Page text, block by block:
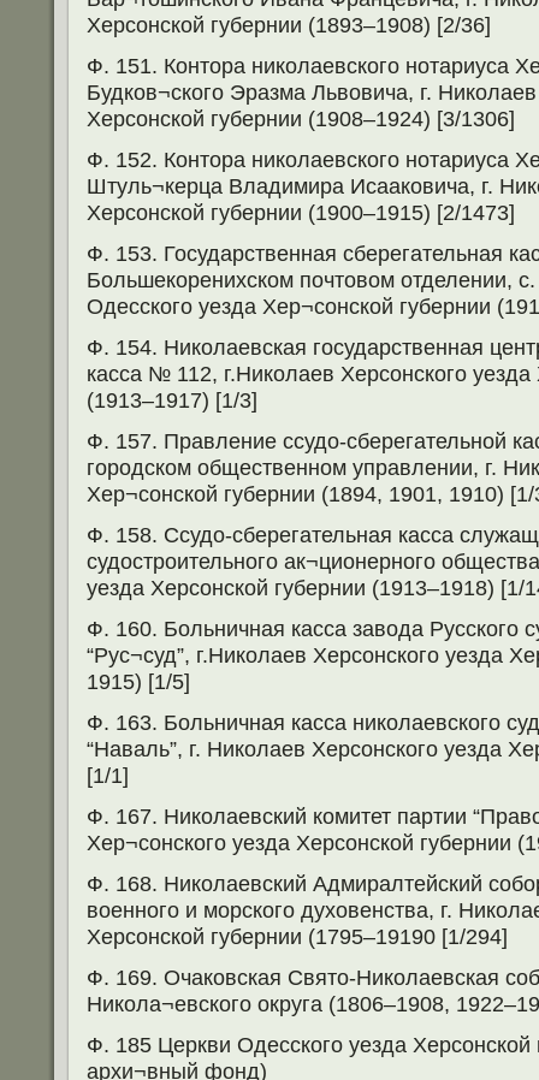
Херсонской губернии (1893–1908) [2/36]
Ф. 151. Контора николаевского нотариуса
Будков¬ского Эразма Львовича, г.
Херсонской губернии (1908–1924) [3/1306]
Ф. 152. Контора николаевского нотариуса
Штуль¬керца Владимира Исааковича, г.
Херсонской губернии (1900–1915) [2/1473]
Ф. 153. Государственная сберегательная
Большекоренихском почтовом отделении,
Одесского уезда Хер¬сонской губернии
Ф. 154. Николаевская государственная
касса № 112, г.Николаев Херсонского уезда
(1913–1917) [1/3]
Ф. 157. Правление ссудо-сберегательной
городском общественном управлении, г.
Хер¬сонской губернии (1894, 1901, 1910) [1/
Ф. 158. Ссудо-сберегательная касса
судостроительного ак¬ционерного
уезда Херсонской губернии (1913–1918) [1/
Ф. 160. Больничная касса завода Русского
“Рус¬суд”, г.Николаев Херсонского уезда
1915) [1/5]
Ф. 163. Больничная касса николаевского
“Наваль”, г. Николаев Херсонского уезда
[1/1]
Ф. 167. Николаевский комитет партии
Хер¬сонского уезда Херсонской губернии
Ф. 168. Николаевский Адмиралтейский
военного и морского духовенства, г.
Херсонской губернии (1795–19190 [1/294]
Ф. 169. Очаковская Свято-Николаевская
Никола¬евского округа (1806–1908,
Ф. 185 Церкви Одесского уезда
архи¬вный фонд)